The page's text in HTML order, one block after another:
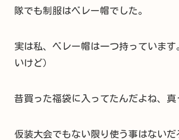
隊でも制服はベレー帽でした。
実は私、ベレー帽は一つ持っていま
いけど）
昔買った福袋に入ってたんだよね、真
仮装大会でもない限り使う事はないだ